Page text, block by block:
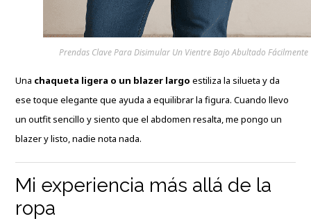
Prendas Clave Para Disimular Un Vientre Bajo Abultado Fácilmente
Una chaqueta ligera o un blazer largo estiliza la silueta y da
ese toque elegante que ayuda a equilibrar la figura. Cuando llevo
un outfit sencillo y siento que el abdomen resalta, me pongo un
blazer y listo, nadie nota nada.
Mi experiencia más allá de la
ropa